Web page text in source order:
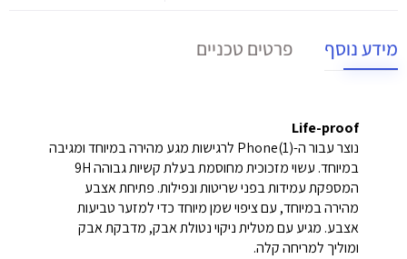
מידע נוסף פרטים טכניים
Life-proof
נוצר עבור ה-Phone(1) לרגישות מגע מהירה במיוחד ומגיבה
במיוחד. עשוי מזכוכית מחוסמת בעלת קשיות גבוהה 9H
המספקת עמידות בפני שריטות ונפילות. פתיחת אצבע
מהירה במיוחד, עם ציפוי שמן מיוחד כדי למזער טביעות
אצבע. מגיע עם מטלית ניקוי נטולת אבק, מדבקת אבק
ומוליך למריחה קלה.